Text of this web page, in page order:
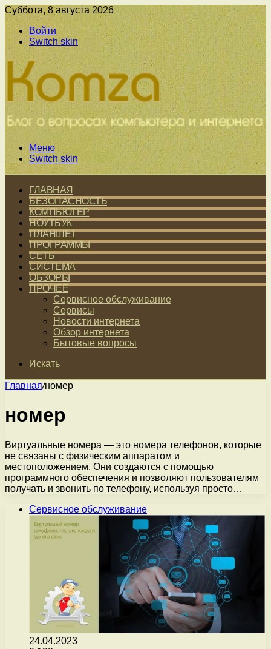
Суббота, 8 августа 2026
Войти
Switch skin
Меню
Switch skin
ГЛАВНАЯ
БЕЗОПАСНОСТЬ
КОМПЬЮТЕР
НОУТБУК
ПЛАНШЕТ
ПРОГРАММЫ
СЕТЬ
СИСТЕМА
ОБЗОРЫ
ПРОЧЕЕ
Сервисное обслуживание
Сервисы
Новости интернета
Обзор интернета
Бытовые вопросы
Искать
Главная/номер
номер
Виртуальные номера — это номера телефонов, которые
не связаны с физическим аппаратом и
местоположением. Они создаются с помощью
программного обеспечения и позволяют пользователям
получать и звонить по телефону, используя просто…
Сервисное обслуживание
24.04.2023